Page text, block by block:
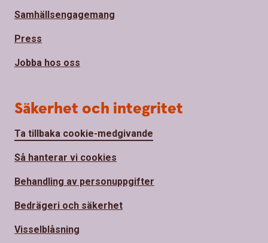
Samhällsengagemang
Press
Jobba hos oss
Säkerhet och integritet
Ta tillbaka cookie-medgivande
Så hanterar vi cookies
Behandling av personuppgifter
Bedrägeri och säkerhet
Visselblåsning